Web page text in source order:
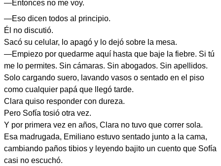
—Entonces no me voy.
—Eso dicen todos al principio.
Él no discutió.
Sacó su celular, lo apagó y lo dejó sobre la mesa.
—Empiezo por quedarme aquí hasta que baje la fiebre. Si tú
me lo permites. Sin cámaras. Sin abogados. Sin apellidos.
Solo cargando suero, lavando vasos o sentado en el piso
como cualquier papá que llegó tarde.
Clara quiso responder con dureza.
Pero Sofía tosió otra vez.
Y por primera vez en años, Clara no tuvo que correr sola.
Esa madrugada, Emiliano estuvo sentado junto a la cama,
cambiando paños tibios y leyendo bajito un cuento que Sofía
casi no escuchó.